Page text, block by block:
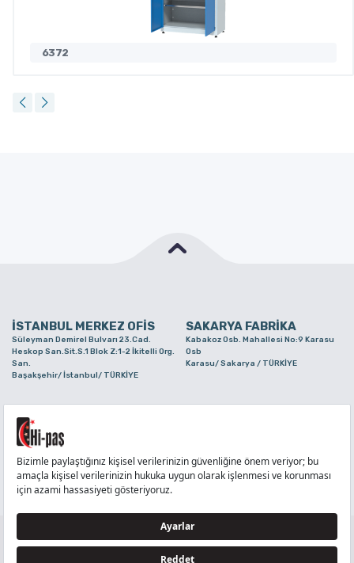
6372
İSTANBUL MERKEZ OFİS SAKARYA FABRİKA
Süleyman Demirel Bulvarı 23.Cad.
Heskop San.Sit.S.1 Blok Z:1-2 İkitelli Org.
San.
Başakşehir/ İstanbul/ TÜRKİYE
Kabakoz Osb. Mahallesi No:9 Karasu
Osb
Karasu/ Sakarya / TÜRKİYE
Alaaddinbey Mah. Ayfatma Cad. No.11 A/C
Sam.3 Plaza B Blok Nilüfer/ Bursa/
TÜRKİYE
TELEFON
TÜM HAKLARI Hİ-PAŞ PLASTİK EŞYA TİC. VE SAN. LTD. ŞTİ..’E AİTTİR
Tedarikçi ve İş Ortakları Aydınlatma Metni - Ziyaretçi Aydınlatma Metni - Veri Sahibi Başvuru